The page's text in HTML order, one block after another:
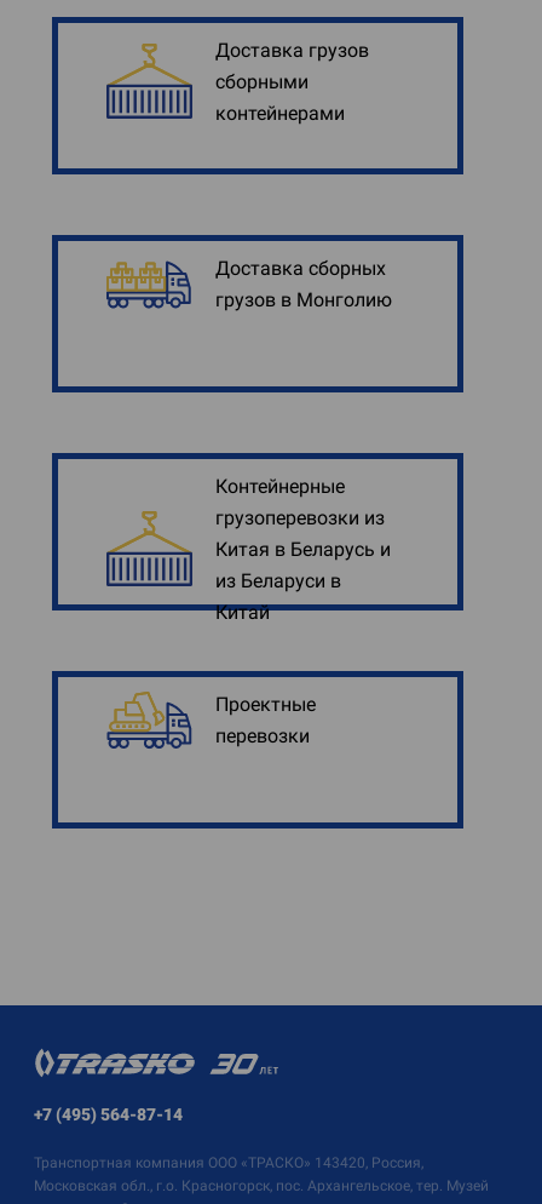
Доставка грузов
сборными
контейнерами
Доставка сборных
грузов в Монголию
Контейнерные
грузоперевозки из
Китая в Беларусь и
из Беларуси в
Китай
Проектные
перевозки
+7 (495) 564-87-14
Транспортная компания ООО «ТРАСКО» 143420, Россия,
Московская обл., г.о. Красногорск, пос. Архангельское, тер. Музей